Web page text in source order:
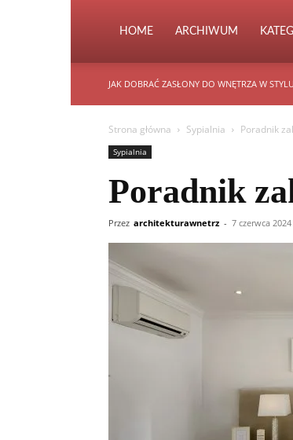
HOME ARCHIWUM
JAK DOBRAĆ ZASŁONY DO WNĘTRZA W
Strona główna Sypialnia Poradnik
Sypialnia
Poradnik
Przez architekturawnetrz - 7 czerwca 2024